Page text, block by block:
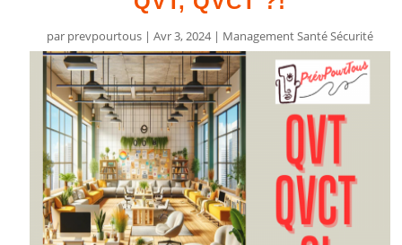
par prevpourtous| Avr 3, 2024| Management Santé Sécurité